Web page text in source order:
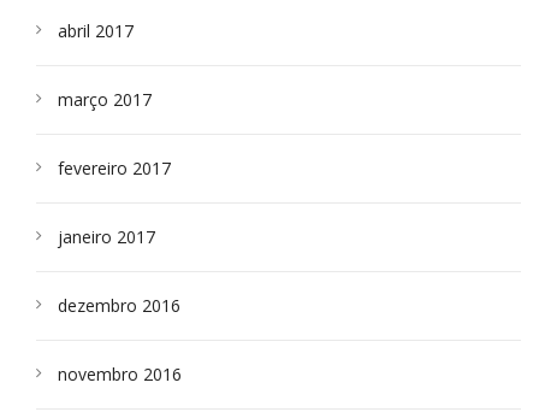
abril 2017
março 2017
fevereiro 2017
janeiro 2017
dezembro 2016
novembro 2016